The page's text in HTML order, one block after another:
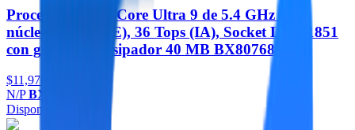
Procesador Intel Core Ultra 9 de 5.4 GHz - 24
núcleos (8P + 16E), 36 Tops (IA), Socket LGA 1851
con gráficos y disipador 40 MB BX80768285
$11,970
N/PBX80768285
Disponible